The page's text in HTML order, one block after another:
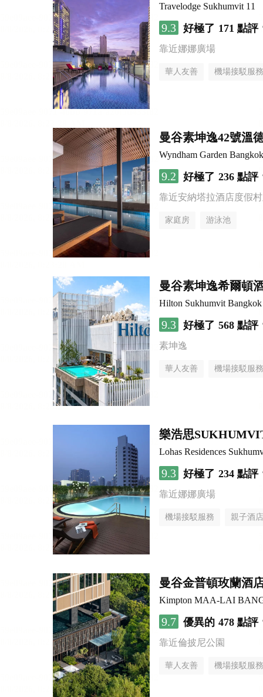
Travelodge Sukhumvit 11
9.3 好極了 171 點評
靠近娜娜廣場
華人友善 機場接駁服務
曼谷素坤逸42號溫
Wyndham Garden
9.2 好極了 236 點評
靠近安納塔拉酒店度假
家庭房 游泳池
曼谷素坤逸希爾頓
Hilton Sukhumvit Bangkok
9.3 好極了 568 點評
素坤逸
華人友善 機場接駁服務
樂浩思
Lohas Residences
9.3 好極了 234 點評
靠近娜娜廣場
機場接駁服務 親子酒店
曼谷金普頓玫蘭酒
Kimpton MAA-LAI
9.7 優異的 478 點評
靠近倫披尼公園
華人友善 機場接駁服務